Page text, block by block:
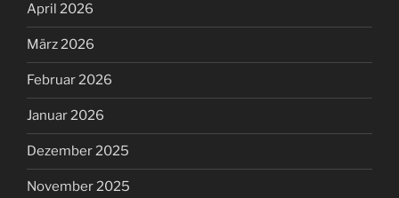
April 2026
März 2026
Februar 2026
Januar 2026
Dezember 2025
November 2025